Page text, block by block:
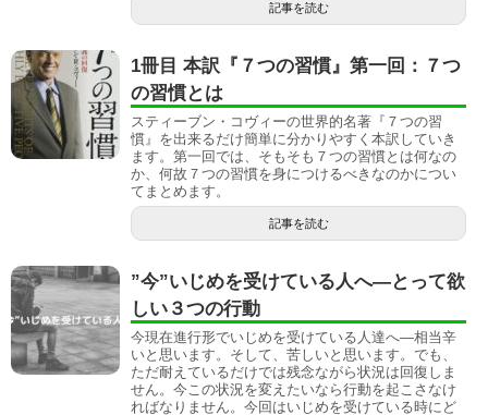
記事を読む
1冊目 本訳『７つの習慣』第一回：７つ
の習慣とは
スティーブン・コヴィーの世界的名著『７つの習
慣』を出来るだけ簡単に分かりやすく本訳していき
ます。第一回では、そもそも７つの習慣とは何なの
か、何故７つの習慣を身につけるべきなのかについ
てまとめます。
記事を読む
”今”いじめを受けている人へ―とって欲
しい３つの行動
今現在進行形でいじめを受けている人達へ―相当辛
いと思います。そして、苦しいと思います。でも、
ただ耐えているだけでは残念ながら状況は回復しま
せん。今この状況を変えたいなら行動を起こさなけ
ればなりません。今回はいじめを受けている時にど